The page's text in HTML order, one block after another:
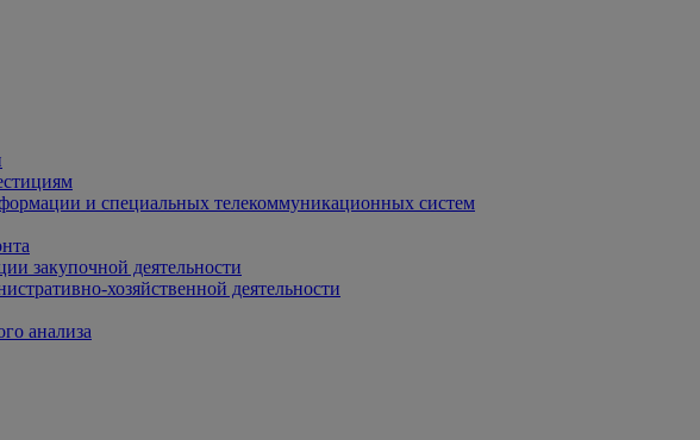
и специальных телекоммуникационных систем
закупочной деятельности
хозяйственной деятельности
анализа